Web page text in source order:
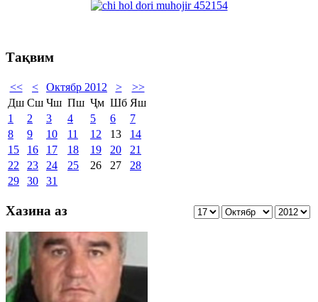
Тақвим
<< < Октябр 2012 >
>>
Дш Сш Чш Пш Ҷм Шб Яш
1
2 3 4 5 6
7
8
9 10 11 12 13
14
15
16 17 18 19 20
21
22
23 24 25 26 27
28
29
30 31
Хазина аз